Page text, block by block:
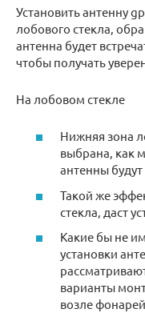
Установить антенну
лобового стекла,
антенна будет
чтобы получать
На лобовом стекле
Нижняя зона
выбрана, как
антенны
Такой же
стекла, даст
Какие бы не
установки
варианты
возле